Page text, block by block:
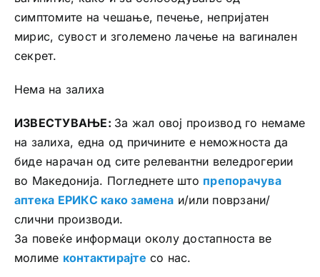
симптомите на чешање, печење, непријатен
мирис, сувост и зголемено лачење на вагинален
секрет.
Нема на залиха
ИЗВЕСТУВАЊЕ: За жал овој производ го немаме
на залиха, една од причините е неможноста да
биде нарачан од сите релевантни веледрогерии
во Македонија. Погледнете што препорачува
аптека ЕРИКС како замена и/или поврзани/
слични производи.
За повеќе информаци околу достапноста ве
молиме контактирајте со нас.